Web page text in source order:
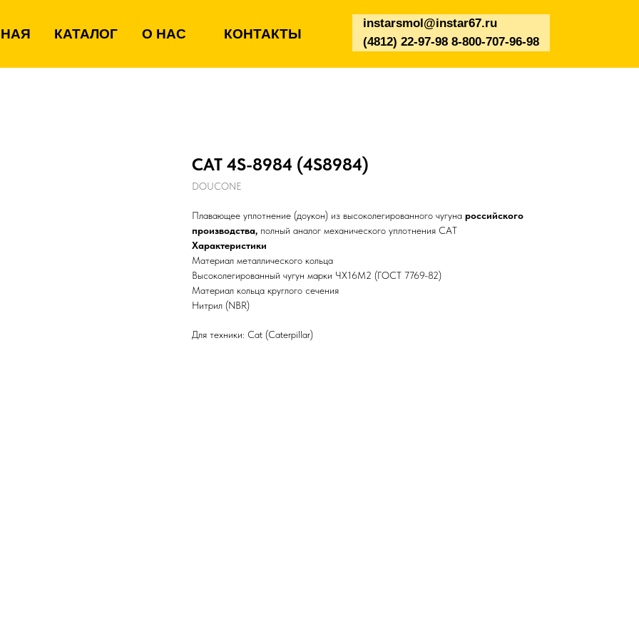
КАТАЛОГ О НАС КОНТАКТЫ
(4812) 22-97-98 8-800-707-96-98
instarsmol@instar67.ru
CAT 4S-8984 (4S8984)
DOUCONE
Плавающее уплотнение (доукон) из высоколегированного чугуна российского
производства, полный аналог механического уплотнения CAT
Характеристики
Материал металлического кольца
Высоколегированный чугун марки ЧХ16М2 (ГОСТ 7769-82)
Материал кольца круглого сечения
Нитрил (NBR)
Для техники: Cat (Caterpillar)